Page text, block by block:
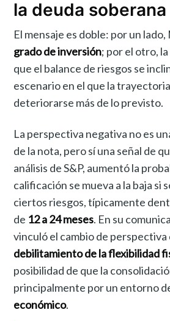
la deuda
El mensaje es doble: por un
grado de inversión; por el otro,
que el balance de riesgos se
escenario en el que la
deteriorarse más de lo previsto.
La perspectiva negativa no es
de la nota, pero sí una señal de
análisis de S&P, aumentó la
calificación se mueva a la baja si
ciertos riesgos, típicamente
de 12 a 24 meses. En su
vinculó el cambio de perspectiva
debilitamiento de la flexibilidad
posibilidad de que la
principalmente por un entorno
económico.